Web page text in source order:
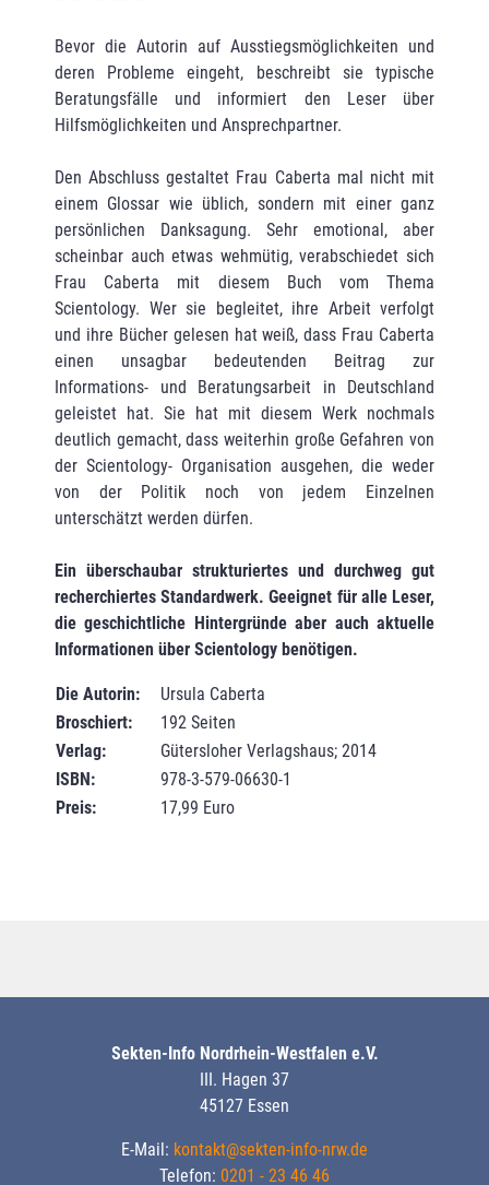
Bevor die Autorin auf Ausstiegsmöglichkeiten und
deren Probleme eingeht, beschreibt sie typische
Beratungsfälle und informiert den Leser über
Hilfsmöglichkeiten und Ansprechpartner.
Den Abschluss gestaltet Frau Caberta mal nicht mit
einem Glossar wie üblich, sondern mit einer ganz
persönlichen Danksagung. Sehr emotional, aber
scheinbar auch etwas wehmütig, verabschiedet sich
Frau Caberta mit diesem Buch vom Thema
Scientology. Wer sie begleitet, ihre Arbeit verfolgt
und ihre Bücher gelesen hat weiß, dass Frau Caberta
einen unsagbar bedeutenden Beitrag zur
Informations- und Beratungsarbeit in Deutschland
geleistet hat. Sie hat mit diesem Werk nochmals
deutlich gemacht, dass weiterhin große Gefahren von
der Scientology- Organisation ausgehen, die weder
von der Politik noch von jedem Einzelnen
unterschätzt werden dürfen.
Ein überschaubar strukturiertes und durchweg gut
recherchiertes Standardwerk. Geeignet für alle Leser,
die geschichtliche Hintergründe aber auch aktuelle
Informationen über Scientology benötigen.
Die Autorin:
Ursula Caberta
Broschiert:
192 Seiten
Verlag:
Gütersloher Verlagshaus; 2014
ISBN:
978-3-579-06630-1
Preis:
17,99 Euro
Sekten-Info Nordrhein-Westfalen e.V.
III. Hagen 37
45127 Essen
E-Mail: kontakt@sekten-info-nrw.de
Telefon: 0201 - 23 46 46